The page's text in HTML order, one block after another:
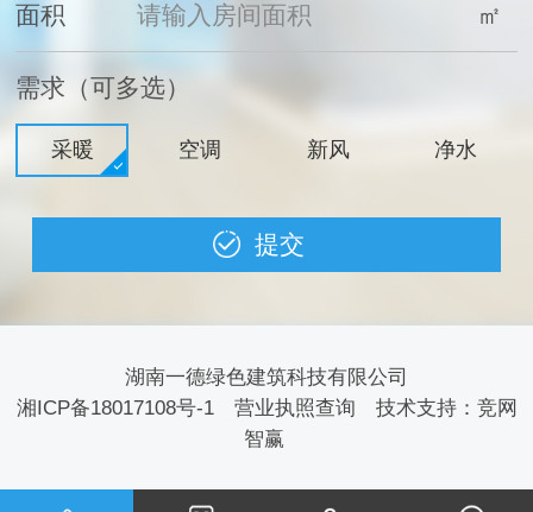
面积 ㎡
需求（可多选）
采暖 空调 新风 净水
湖南一德绿色建筑科技有限公司
湘ICP备18017108号-1
营业执照查询 技术支持： 竞网
智赢